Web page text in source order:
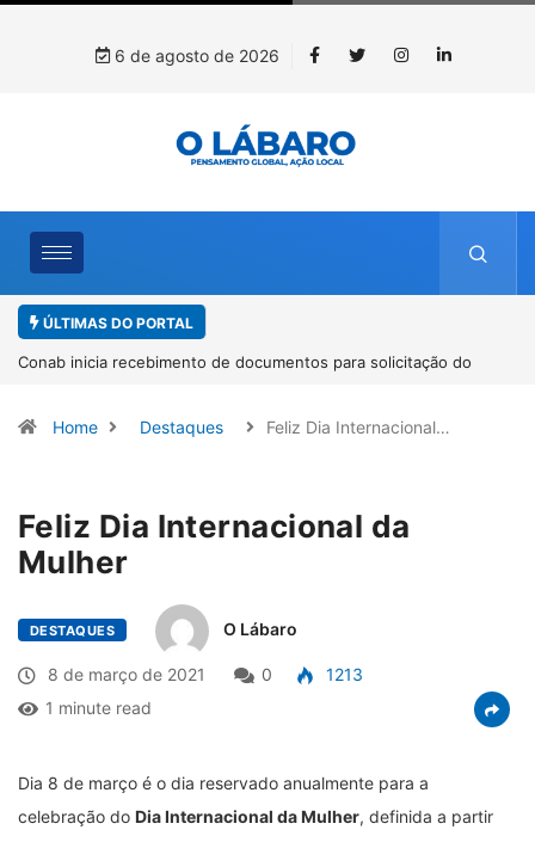
6 de agosto de 2026
ÚLTIMAS DO PORTAL
do
Workshop internacional debate futuro da piscicultura
Home Destaques Feliz Dia Internacional…
Feliz Dia Internacional da
Mulher
DESTAQUES O Lábaro
8 de março de 2021 0
1213
1 minute read
Dia 8 de março é o dia reservado anualmente para a
celebração do Dia Internacional da Mulher, definida a partir